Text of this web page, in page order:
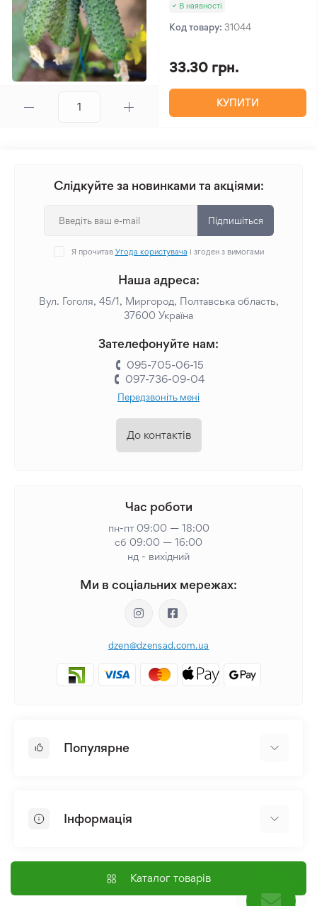
В наявності
Код товару: 31044
33.30 грн.
КУПИТИ
Слідкуйте за новинками та акціями:
Підпишіться
Я прочитав Угода користувача і згоден з вимогами
Наша адреса:
Вул. Гоголя, 45/1, Миргород, Полтавська область,
37600 Україна
Зателефонуйте нам:
095-705-06-15
097-736-09-04
Передзвоніть мені
До контактів
Час роботи
пн-пт 09:00 — 18:00
сб 09:00 — 16:00
нд - вихідний
Ми в соціальних мережах:
dzen@dzensad.com.ua
Популярне
Лілія
Насіння
Інформація
Доставка і оплата
Контакти
Каталог товарів